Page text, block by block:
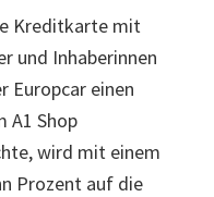
Kreditkarte mit
und Inhaberinnen
Europcar einen
A1 Shop
wird mit einem
Prozent auf die